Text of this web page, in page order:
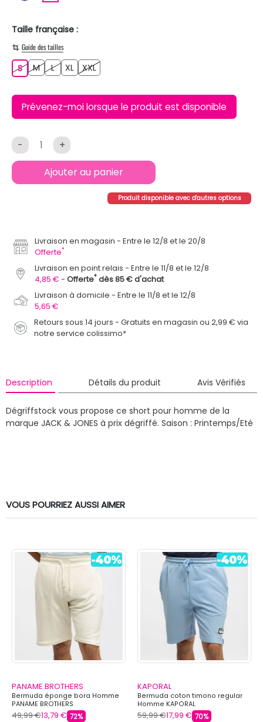
Taille française :
Guide des tailles
SS MM LL XL XXLXXL
Prévenez-moi lorsque le produit est disponible
- +
Ajouter au panier
Produit disponible avec d'autres options
Livraison en magasin
Entre le 12/8 et le 20/8
Offerte*
Livraison en point relais
Entre le 11/8 et le 12/8
4,85 €
Offerte* dès 85 € d'achat
Livraison à domicile
Entre le 11/8 et le 12/8
5,65 €
Retours sous 14 jours - Gratuits en magasin ou 2,99 € via
notre service colissimo*
Description Détails du produit Avis Vérifiés
Dégriffstock vous propose ce short pour homme de la
marque JACK & JONES à prix dégriffé. Saison : Printemps/Eté
VOUS POURRIEZ AUSSI AIMER
PANAME BROTHERS
Bermuda éponge bora Homme
PANAME BROTHERS
49,99 €13,79 € 72%
KAPORAL
Bermuda coton timono regular
Homme KAPORAL
59,99 €17,99 € 70%